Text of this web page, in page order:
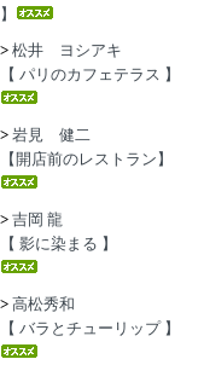
】
> 松井 ヨシアキ
【 パリのカフェテラス 】
> 岩見 健二
【開店前のレストラン】
> 吉岡 龍
【 影に染まる 】
> 高松秀和
【 バラとチューリップ 】